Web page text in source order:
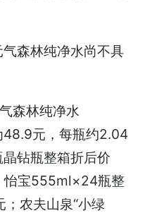
森林纯净水尚不具
森林纯净水
元，每瓶约2.04
钻瓶整箱折后价
怡宝555ml×24瓶整
农夫山泉“小绿